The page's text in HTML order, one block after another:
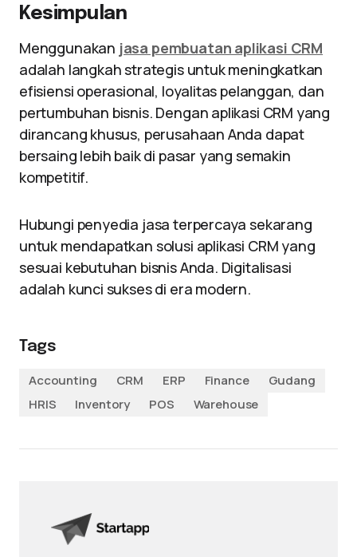
Kesimpulan
Menggunakan jasa pembuatan aplikasi CRM
adalah langkah strategis untuk meningkatkan
efisiensi operasional, loyalitas pelanggan, dan
pertumbuhan bisnis. Dengan aplikasi CRM yang
dirancang khusus, perusahaan Anda dapat
bersaing lebih baik di pasar yang semakin
kompetitif.
Hubungi penyedia jasa terpercaya sekarang
untuk mendapatkan solusi aplikasi CRM yang
sesuai kebutuhan bisnis Anda. Digitalisasi
adalah kunci sukses di era modern.
Tags
Accounting
CRM ERP Finance
Gudang
HRIS
Inventory POS Warehouse